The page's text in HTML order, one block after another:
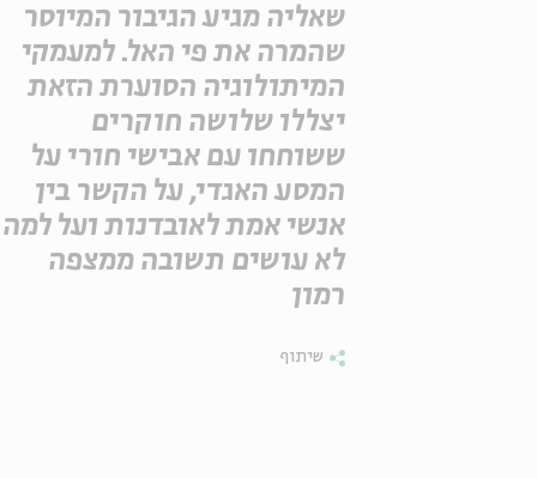
שאליה מגיע הגיבור המיוסר
שהמרה את פי האל. למעמקי
המיתולוגיה הסוערת הזאת
יצללו שלושה חוקרים
ששוחחו עם אבישי חורי על
המסע האגדי, על הקשר בין
אנשי אמת לאובדנות ועל למה
לא עושים תשובה ממצפה
רמון
שיתוף